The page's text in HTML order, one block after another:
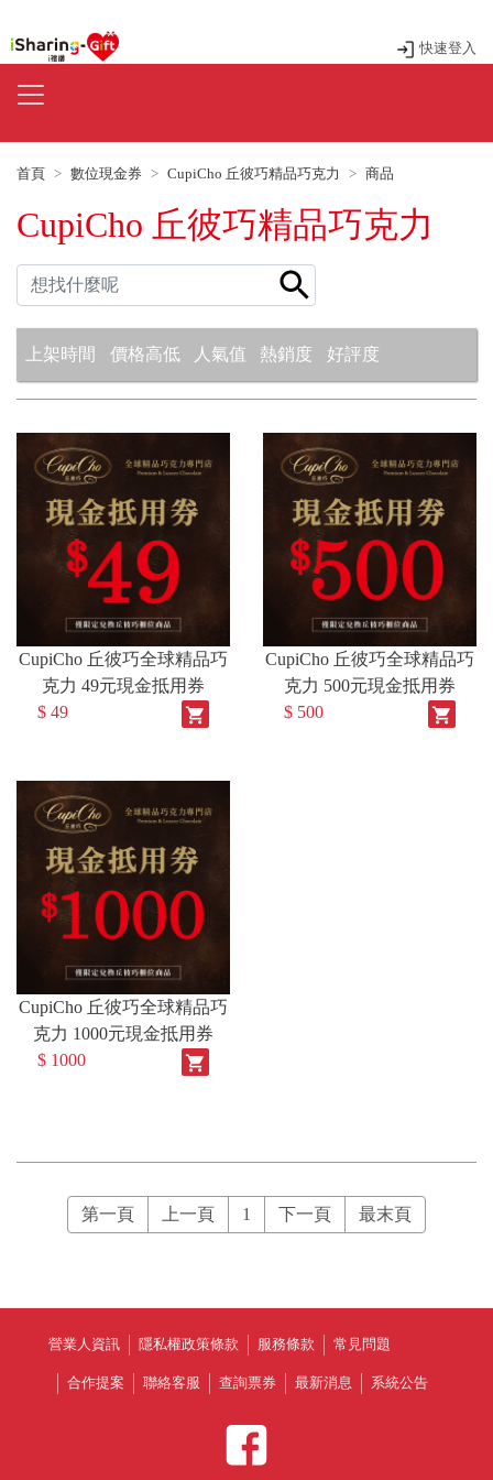
快速登入
首頁 數位現金券 CupiCho 丘彼巧精品巧克力 商品
CupiCho 丘彼巧精品巧克力
上架時間 價格高低 人氣值 熱銷度 好評度
CupiCho 丘彼巧全球精品巧
克力 49元現金抵用券
$ 49
shopping_cart
CupiCho 丘彼巧全球精品巧
克力 500元現金抵用券
$ 500
shopping_cart
CupiCho 丘彼巧全球精品巧
克力 1000元現金抵用券
$ 1000
shopping_cart
第一頁 上一頁 1 下一頁 最末頁
營業人資訊 隱私權政策條款 服務條款 常見問題
合作提案 聯絡客服 查詢票券 最新消息 系統公告